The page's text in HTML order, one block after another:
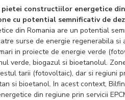
constructiilor energetice
cu potential semnificativ de
din Romania are un potential
surse de energie regenerabila si
in proiecte de energie verde
verde, biogazul si bioetanolul.
tarii (fotovoltaic), dar si regiuni
si bioetanol. In acest context,
din regiune prin servicii